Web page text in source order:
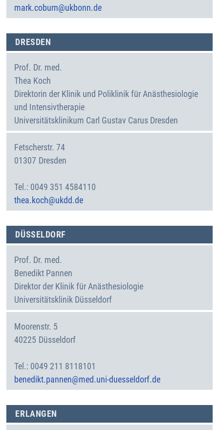
mark.coburn@ukbonn.de
DRESDEN
Prof. Dr. med.
Thea Koch
Direktorin der Klinik und Poliklinik für Anästhesiologie
und Intensivtherapie
Universitätsklinikum Carl Gustav Carus Dresden
Fetscherstr. 74
01307 Dresden
0049 351 4584110
thea.koch@ukdd.de
DÜSSELDORF
Prof. Dr. med.
Benedikt Pannen
Direktor der Klinik für Anästhesiologie
Universitätsklinik Düsseldorf
Moorenstr. 5
40225 Düsseldorf
0049 211 8118101
benedikt.pannen@med.uni-duesseldorf.de
ERLANGEN